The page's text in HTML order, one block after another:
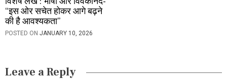
“इस ओर सचेत होकर आगे बढ़ने
की है आवश्यकता”
POSTED ON JANUARY 10, 2026
Leave a Reply